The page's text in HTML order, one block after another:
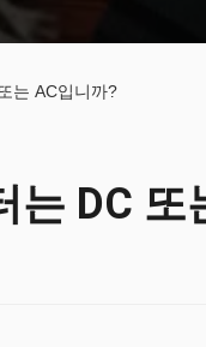
는 AC입니까?
는 DC 또